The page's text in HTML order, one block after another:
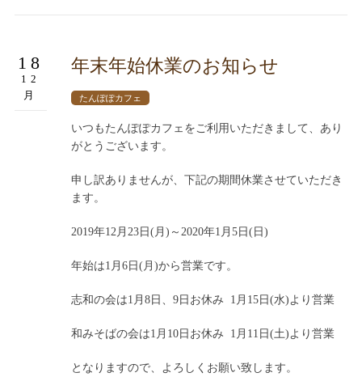
18
12
月
年末年始休業のお知らせ
たんぽぽカフェ
いつもたんぽぽカフェをご利用いただきまして、あり
がとうございます。
申し訳ありませんが、下記の期間休業させていただき
ます。
2019年12月23日(月)～2020年1月5日(日)
年始は1月6日(月)から営業です。
志和の会は1月8日、9日お休み 1月15日(水)より営業
和みそばの会は1月10日お休み 1月11日(土)より営業
となりますので、よろしくお願い致します。